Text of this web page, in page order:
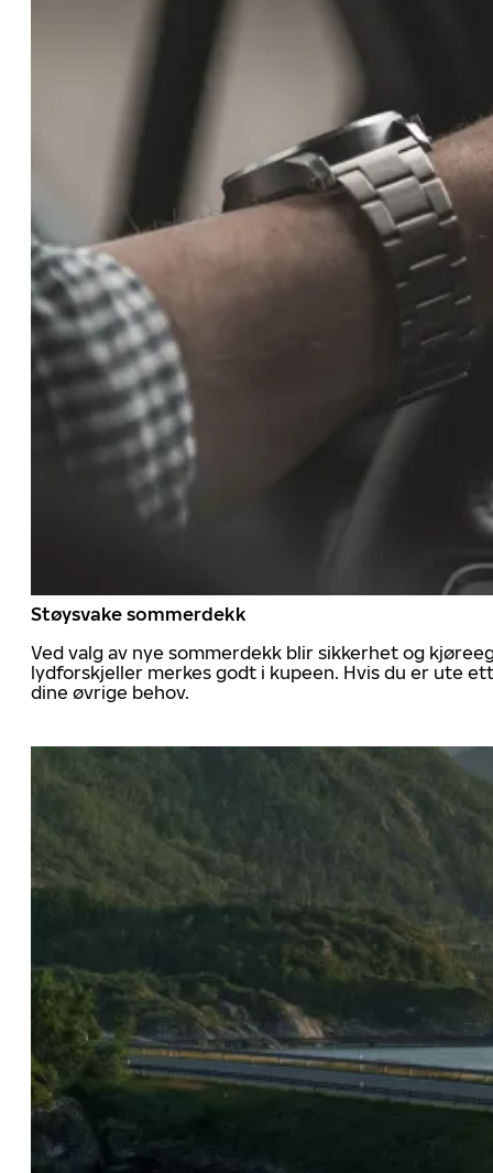
Støysvake sommerdekk
Ved valg av nye sommerdekk blir sikkerhet og
lydforskjeller merkes godt i kupeen. Hvis du er ute
dine øvrige behov.